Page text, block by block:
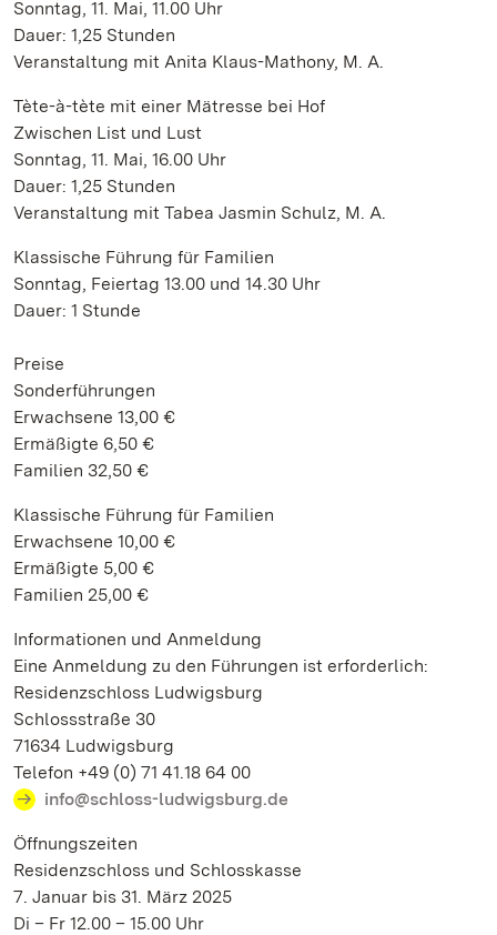
Sonntag, 11. Mai, 11.00 Uhr
Dauer: 1,25 Stunden
Veranstaltung mit Anita Klaus-Mathony, M. A.
Tète-à-tète mit einer Mätresse bei Hof
Zwischen List und Lust
Sonntag, 11. Mai, 16.00 Uhr
Dauer: 1,25 Stunden
Veranstaltung mit Tabea Jasmin Schulz, M. A.
Klassische Führung für Familien
Sonntag, Feiertag 13.00 und 14.30 Uhr
Dauer: 1 Stunde
Preise
Sonderführungen
Erwachsene 13,00 €
Ermäßigte 6,50 €
Familien 32,50 €
Klassische Führung für Familien
Erwachsene 10,00 €
Ermäßigte 5,00 €
Familien 25,00 €
Informationen und Anmeldung
Eine Anmeldung zu den Führungen ist erforderlich:
Residenzschloss Ludwigsburg
Schlossstraße 30
71634 Ludwigsburg
Telefon +49 (0) 71 41.18 64 00
info@schloss-ludwigsburg.de
Öffnungszeiten
Residenzschloss und Schlosskasse
7. Januar bis 31. März 2025
Di – Fr 12.00 – 15.00 Uhr